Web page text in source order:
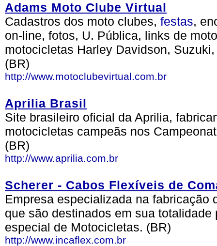
Adams Moto Clube Virtual
Cadastros dos moto clubes, festas,
on-line, fotos, U. Pública, links de
motocicletas Harley Davidson,
(BR)
http://www.motoclubevirtual.com.br
Aprilia Brasil
Site brasileiro oficial da Aprilia,
motocicletas campeãs nos
(BR)
http://www.aprilia.com.br
Scherer - Cabos Flexíveis de
Empresa especializada na fabricação
que são destinados em sua
especial de Motocicletas. (BR)
http://www.incaflex.com.br